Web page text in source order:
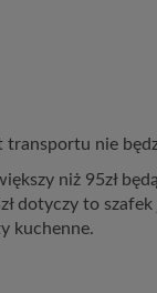
nie
niż 95zł
dotyczy to szafek
kuchenne.